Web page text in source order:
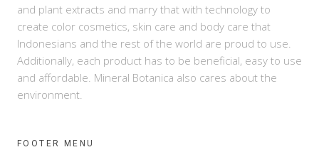
and plant extracts and marry that with technology to
create color cosmetics, skin care and body care that
Indonesians and the rest of the world are proud to use.
Additionally, each product has to be beneficial, easy to use
and affordable. Mineral Botanica also cares about the
environment.
FOOTER MENU